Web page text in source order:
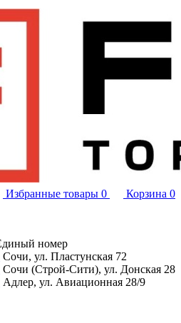
Избранные товары 0 Корзина 0
номер
Сочи, ул. Пластунская 72
Сочи (Строй-Сити), ул. Донская 28
Адлер, ул. Авиационная 28/9